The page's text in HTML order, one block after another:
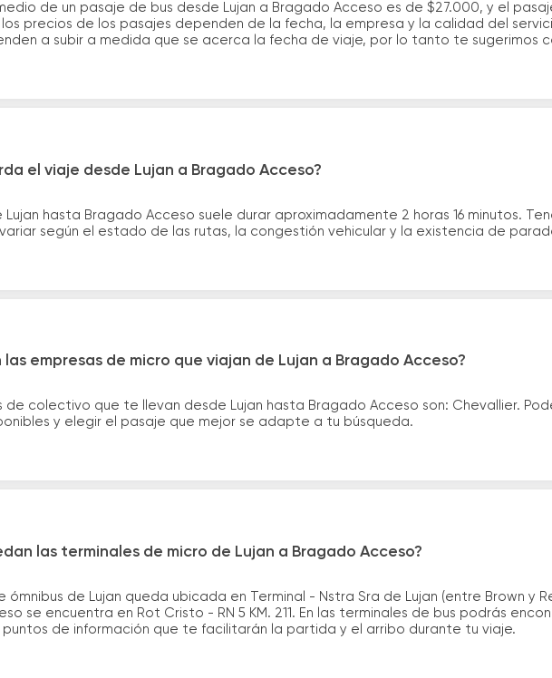
de un pasaje de bus desde Lujan a Bragado Acceso es de $27.000, y el
precios de los pasajes dependen de la fecha, la empresa y la calidad del
a subir a medida que se acerca la fecha de viaje, por lo tanto te sugerimos
el viaje desde Lujan a Bragado Acceso?
Lujan hasta Bragado Acceso suele durar aproximadamente 2 horas 16 minutos.
según el estado de las rutas, la congestión vehicular y la existencia de
las empresas de micro que viajan de Lujan a Bragado Acceso?
de colectivo que te llevan desde Lujan hasta Bragado Acceso son: Chevallier.
y elegir el pasaje que mejor se adapte a tu búsqueda.
las terminales de micro de Lujan a Bragado Acceso?
ómnibus de Lujan queda ubicada en Terminal - Nstra Sra de Lujan (entre Brown y
se encuentra en Rot Cristo - RN 5 KM. 211. En las terminales de bus podrás
puntos de información que te facilitarán la partida y el arribo durante tu viaje.